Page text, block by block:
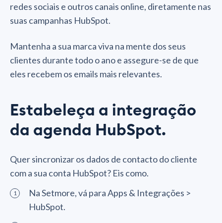
redes sociais e outros canais online, diretamente nas
suas campanhas HubSpot.
Mantenha a sua marca viva na mente dos seus
clientes durante todo o ano e assegure-se de que
eles recebem os emails mais relevantes.
Estabeleça a integração
da agenda HubSpot.
Quer sincronizar os dados de contacto do cliente
com a sua conta HubSpot? Eis como.
Na Setmore, vá para Apps & Integrações >
HubSpot.